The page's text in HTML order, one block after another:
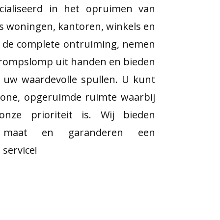
in het opruimen van
woningen, kantoren, winkels en
complete ontruiming, nemen
uit handen en bieden
waardevolle spullen. U kunt
opgeruimde ruimte waarbij
prioriteit is. Wij bieden
en garanderen een